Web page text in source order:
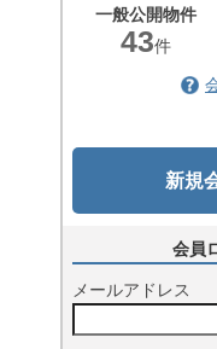
一般公開物件
43件
新規
会員
メールアドレス